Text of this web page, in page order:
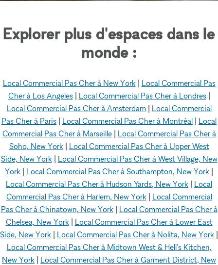
Explorer plus d'espaces dans le
monde :
Local Commercial Pas Cher à New York| Local Commercial Pas
Cher à Los Angeles| Local Commercial Pas Cher à Londres|
Local Commercial Pas Cher à Amsterdam| Local Commercial
Pas Cher à Paris
Local Commercial Pas Cher à Montréal
Local
Commercial Pas Cher à Marseille| Local Commercial Pas Cher à
Soho, New York| Local Commercial Pas Cher à Upper West
Side, New York| Local Commercial Pas Cher à West Village, New
York
Local Commercial Pas Cher à Southampton, New York
Local Commercial Pas Cher à Hudson Yards, New York
Local
Commercial Pas Cher à Harlem, New York| Local Commercial
Pas Cher à Chinatown, New York| Local Commercial Pas Cher à
Chelsea, New York| Local Commercial Pas Cher à Lower East
Side, New York
Local Commercial Pas Cher à Nolita, New York
Local Commercial Pas Cher à Midtown West & Hell's Kitchen,
New York
Local Commercial Pas Cher à Garment District, New